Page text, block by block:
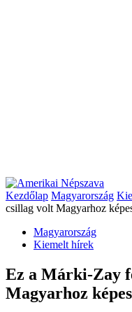
Kezdőlap Magyarország
csillag volt Magyarhoz
Magyarország
Kiemelt hírek
Ez a Márki-Zay
Magyarhoz